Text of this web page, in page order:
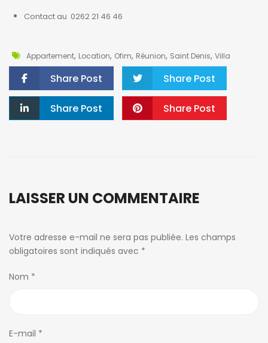
Contact au 0262 21 46 46
Appartement, Location, Ofim, Réunion, Saint Denis, Villa
Share Post Share Post
Share Post Share Post
LAISSER UN COMMENTAIRE
Votre adresse e-mail ne sera pas publiée. Les champs
obligatoires sont indiqués avec *
Nom *
E-mail *